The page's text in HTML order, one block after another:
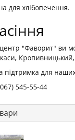
для хлібопечення.
"Фаворит" ви
для наших
545-55-44